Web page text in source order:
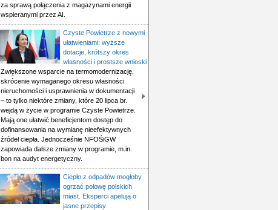
za sprawą połączenia z magazynami energii
wspieranymi przez AI.
Czyste Powietrze z nowymi
ułatwieniami: wyższe
dotacje, krótszy okres
własności i prostsze wnioski
Zwiększone wsparcie na termomodernizację,
skrócenie wymaganego okresu własności
nieruchomości i usprawnienia w dokumentacji
– to tylko niektóre zmiany, które 20 lipca br.
wejdą w życie w programie Czyste Powietrze.
Mają one ułatwić beneficjentom dostęp do
dofinansowania na wymianę nieefektywnych
źródeł ciepła. Jednocześnie NFOŚiGW
zapowiada dalsze zmiany w programie, m.in.
bon na audyt energetyczny.
Ciepło z odpadów mogłoby
ogrzać połowę polskich
miast. Eksperci apelują o
jasne przepisy